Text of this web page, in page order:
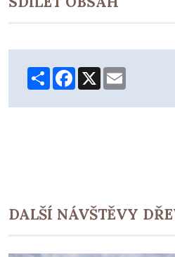
ShareFacebook
X
DALŠÍ NÁVŠTĚVY